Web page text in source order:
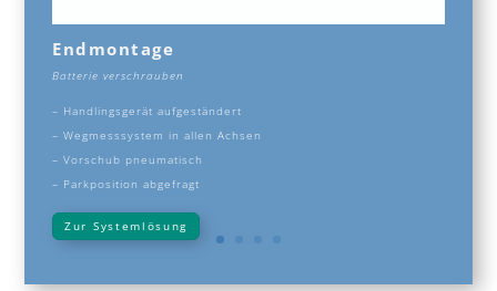
Endmontage
Batterie verschrauben
– Handlingsgerät aufgeständert
– Wegmesssystem in allen Achsen
– Vorschub pneumatisch
– Parkposition abgefragt
Zur Systemlösung